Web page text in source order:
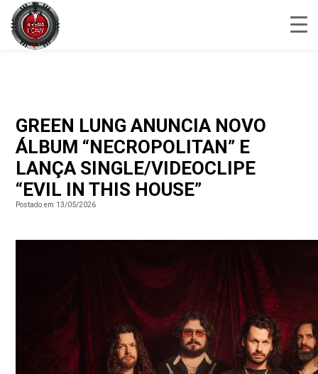
GREEN LUNG ANUNCIA NOVO
ÁLBUM “NECROPOLITAN” E
LANÇA SINGLE/VIDEOCLIPE
“EVIL IN THIS HOUSE”
Postado em 13/05/2026